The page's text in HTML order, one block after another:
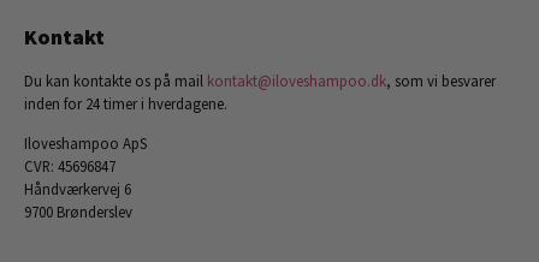
Kontakt
Du kan kontakte os på mail kontakt@iloveshampoo.dk, som vi besvarer
inden for 24 timer i hverdagene.
Iloveshampoo ApS
CVR: 45696847
Håndværkervej 6
9700 Brønderslev